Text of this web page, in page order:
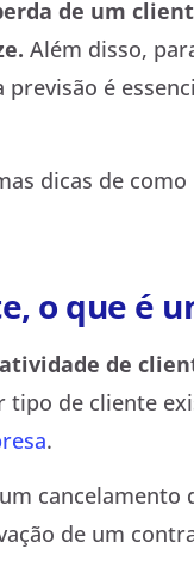
de um
Além disso,
previsão é
dicas de
o que é
de
de cliente
.
de um